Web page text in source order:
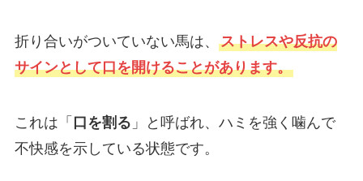
折り合いがついていない馬は、 ストレスや反抗の
サインとして口を開けることがあります。
これは「 口を割る 」と呼ばれ、ハミを強く噛んで
不快感を示している状態です。